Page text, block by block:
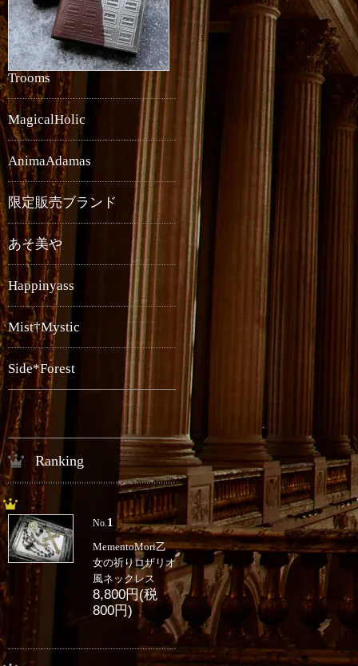
Trooms
MagicalHolic
AnimaAdamas
限定販売ブランド
あそ美や
Happinyass
Mist†Mystic
Side*Forest
Ranking
No. 1
MementoMori乙
女の祈りロザリオ
風ネックレス
8,800円(税
800円)